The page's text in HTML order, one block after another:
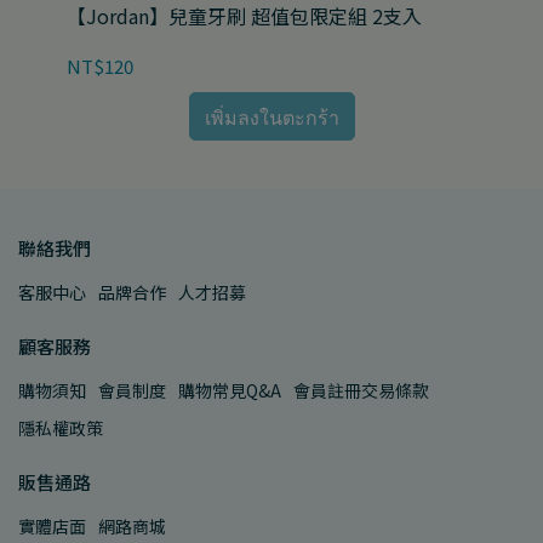
【Jordan】兒童牙刷 超值包限定組 2支入
NT$120
เพิ่มลงในตะกร้า
聯絡我們
客服中心 品牌合作 人才招募
顧客服務
購物須知 會員制度 購物常見Q&A 會員註冊交易條款
隱私權政策
販售通路
實體店面 網路商城